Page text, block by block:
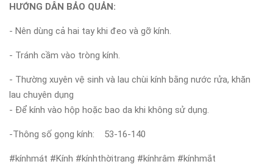
HƯỚNG DẪN BẢO QUẢN:
- Nên dùng cả hai tay khi đeo và gỡ kính.
- Tránh cầm vào tròng kính.
- Thường xuyên vệ sinh và lau chùi kính bằng nước rửa, khăn
lau chuyên dụng
- Để kính vào hộp hoặc bao da khi không sử dụng.
-Thông số gọng kính: 53-16-140
#kínhmát #Kính #kínhthờitrang #kínhrâm #kínhmắt